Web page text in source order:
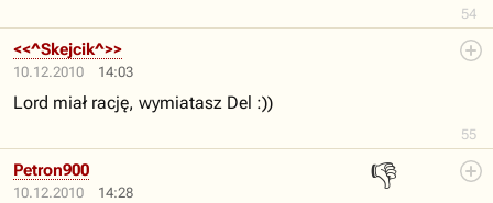
54
10.12.2010 14:03
55
<<^Skejcik^>>
Lord miał rację, wymiatasz Del :))
10.12.2010 14:28
👎
Petron900